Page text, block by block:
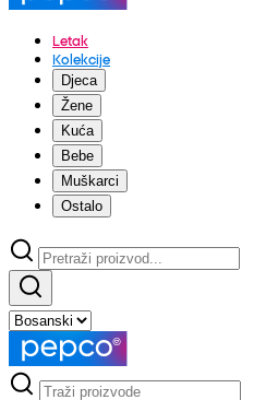
Letak
Kolekcije
Djeca
Žene
Kuća
Bebe
Muškarci
Ostalo